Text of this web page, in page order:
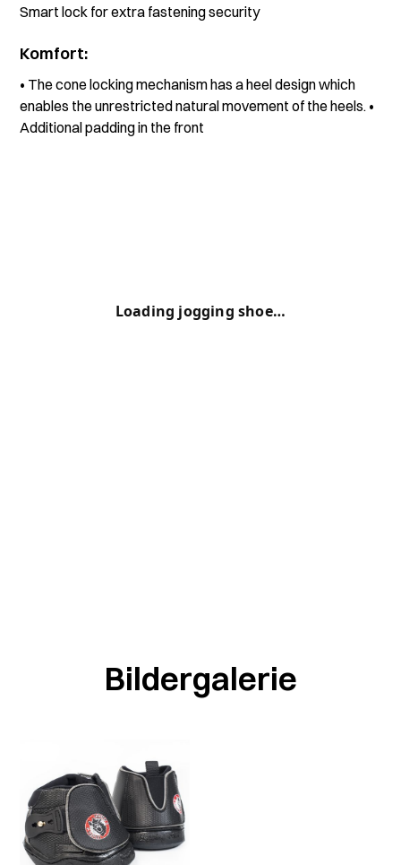
Smart lock for extra fastening security
Komfort:
• The cone locking mechanism has a heel design which
enables the unrestricted natural movement of the heels. •
Additional padding in the front
Loading jogging shoe…
Bildergalerie